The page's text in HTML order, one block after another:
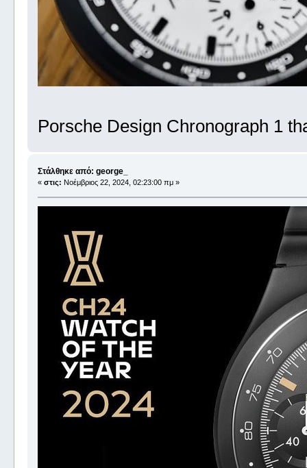
Porsche Design Chronograph 1
Στάλθηκε από: george_
« στις: Νοέμβριος 22, 2024, 02:23:00 πμ »